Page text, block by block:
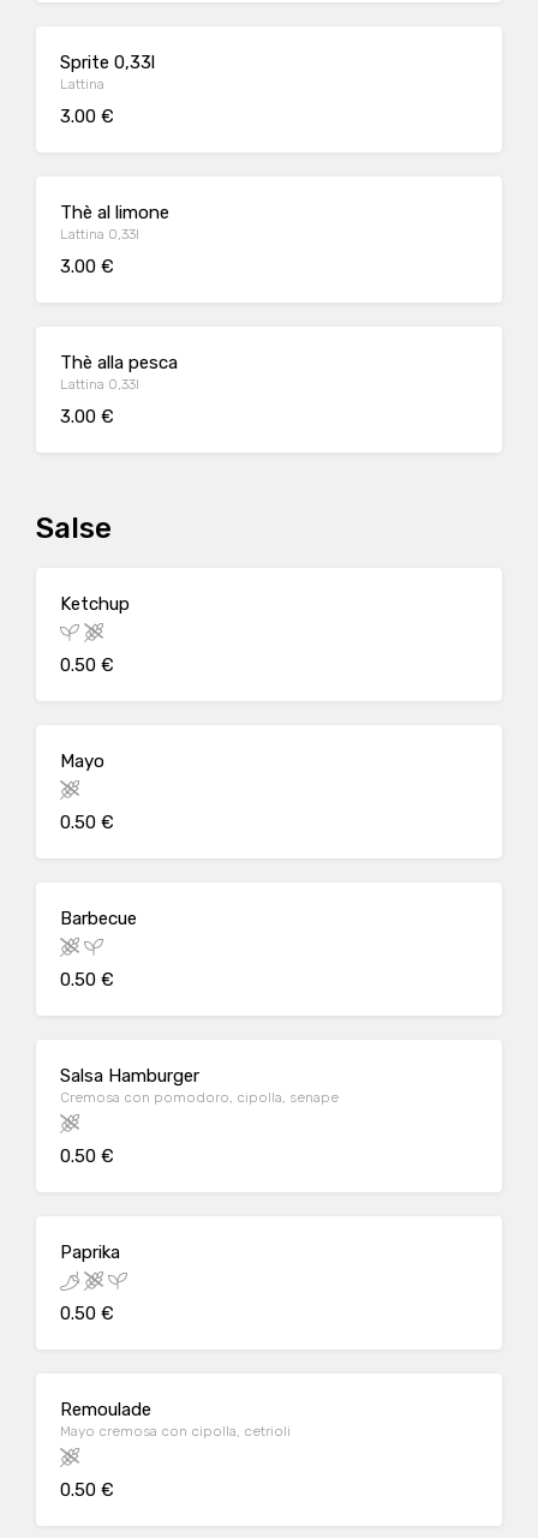
Sprite 0,33l
Lattina
3.00 €
Thè al limone
Lattina 0,33l
3.00 €
Thè alla pesca
Lattina 0,33l
3.00 €
Salse
Ketchup
0.50 €
Mayo
0.50 €
Barbecue
0.50 €
Salsa Hamburger
Cremosa con pomodoro, cipolla, senape
0.50 €
Paprika
0.50 €
Remoulade
Mayo cremosa con cipolla, cetrioli
0.50 €